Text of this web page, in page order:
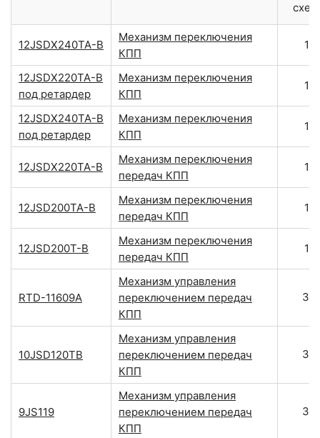
12JSDX240TA-B
Механизм переключения
КПП
11
12JSDX220TA-B
под ретардер
Механизм переключения
КПП
11
12JSDX240TA-B
под ретардер
Механизм переключения
КПП
11
12JSDX220TA-B
Механизм переключения
передач КПП
11
12JSD200TA-B
Механизм переключения
передач КПП
11
12JSD200T-B
Механизм переключения
передач КПП
11
RTD-11609A
Механизм управления
переключением передач
КПП
34
10JSD120TB
Механизм управления
переключением передач
КПП
34
9JS119
Механизм управления
переключением передач
КПП
34